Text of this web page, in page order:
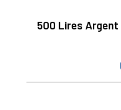
500 Lires